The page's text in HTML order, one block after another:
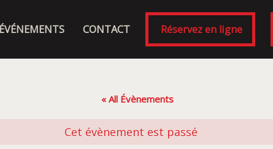
ÉVÉNEMENTS CONTACT Réservez en ligne
« All Évènements
Cet évènement est passé